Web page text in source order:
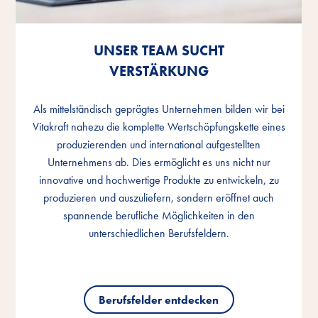
UNSER TEAM SUCHT
VERSTÄRKUNG
Als mittelständisch geprägtes Unternehmen bilden wir bei
Vitakraft nahezu die komplette Wertschöpfungskette eines
produzierenden und international aufgestellten
Unternehmens ab. Dies ermöglicht es uns nicht nur
innovative und hochwertige Produkte zu entwickeln, zu
produzieren und auszuliefern, sondern eröffnet auch
spannende berufliche Möglichkeiten in den
unterschiedlichen Berufsfeldern.
Berufsfelder entdecken
UNSER TEAM SUCHT
VERSTÄRKUNG
Als mittelständisch geprägtes Unternehmen bilden wir bei
Vitakraft nahezu die komplette Wertschöpfungskette eines
produzierenden und international aufgestellten
Unternehmens ab. Dies ermöglicht es uns nicht nur
innovative und hochwertige Produkte zu entwickeln, zu
produzieren und auszuliefern, sondern eröffnet auch
spannende berufliche Möglichkeiten in den
unterschiedlichen Berufsfeldern.
Berufsfelder entdecken
UNSER TEAM SUCHT
VERSTÄRKUNG
Als mittelständisch geprägtes Unternehmen bilden wir bei
Vitakraft nahezu die komplette Wertschöpfungskette eines
produzierenden und international aufgestellten
Unternehmens ab. Dies ermöglicht es uns nicht nur
innovative und hochwertige Produkte zu entwickeln, zu
produzieren und auszuliefern, sondern eröffnet auch
spannende berufliche Möglichkeiten in den
unterschiedlichen Berufsfeldern.
Berufsfelder entdecken